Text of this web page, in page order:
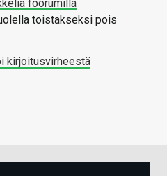
foorumilla
toistakseksi pois
kirjoitusvirheestä